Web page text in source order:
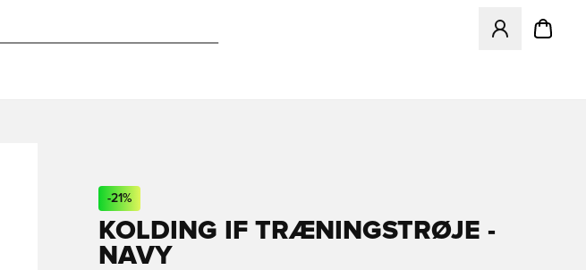
Åbner en
-21%
KOLDING IF TRÆNINGSTRØJE -
NAVY